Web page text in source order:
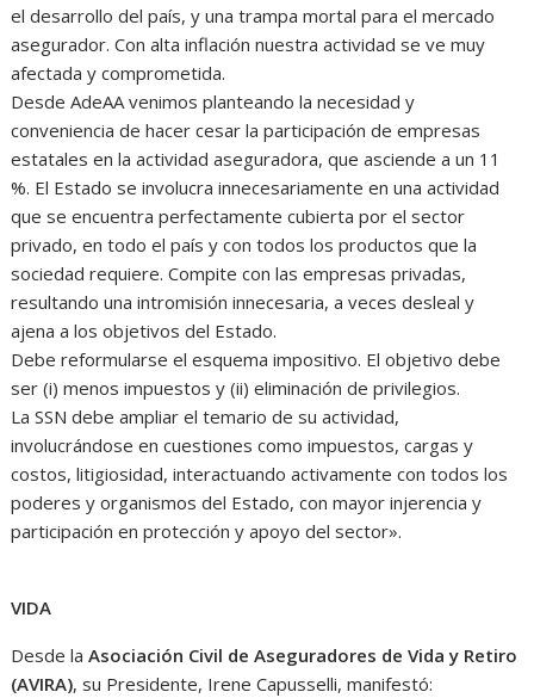
el desarrollo del país, y una trampa mortal para el mercado
asegurador. Con alta inflación nuestra actividad se ve muy
afectada y comprometida.
Desde AdeAA venimos planteando la necesidad y
conveniencia de hacer cesar la participación de empresas
estatales en la actividad aseguradora, que asciende a un 11
%. El Estado se involucra innecesariamente en una actividad
que se encuentra perfectamente cubierta por el sector
privado, en todo el país y con todos los productos que la
sociedad requiere. Compite con las empresas privadas,
resultando una intromisión innecesaria, a veces desleal y
ajena a los objetivos del Estado.
Debe reformularse el esquema impositivo. El objetivo debe
ser (i) menos impuestos y (ii) eliminación de privilegios.
La SSN debe ampliar el temario de su actividad,
involucrándose en cuestiones como impuestos, cargas y
costos, litigiosidad, interactuando activamente con todos los
poderes y organismos del Estado, con mayor injerencia y
participación en protección y apoyo del sector».
VIDA
Desde laAsociación Civil de Aseguradores de Vida y Retiro
(AVIRA), su Presidente, Irene Capusselli, manifestó: